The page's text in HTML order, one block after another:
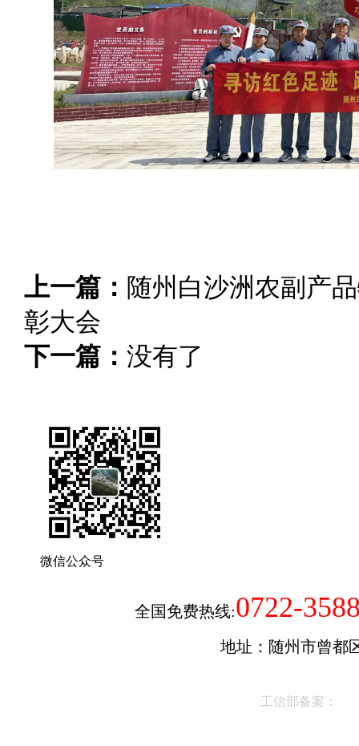
上一篇： 随州白沙洲农副产
彰大会
下一篇： 没有了
微信公众号
全国免费热线:0722-
地址：随州市曾都
工信部备案：